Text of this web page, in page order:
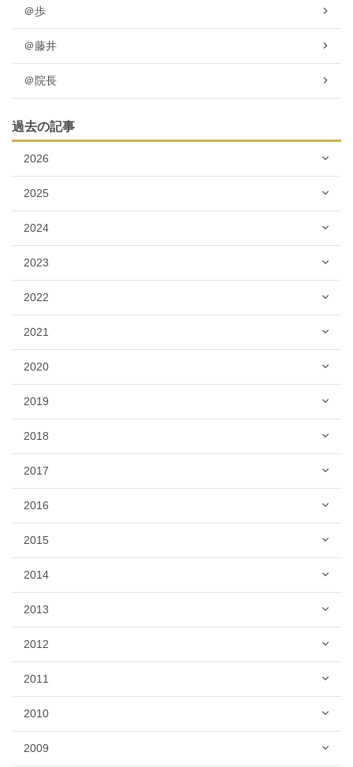
＠歩
＠藤井
＠院長
過去の記事
2026
2025
2024
2023
2022
2021
2020
2019
2018
2017
2016
2015
2014
2013
2012
2011
2010
2009